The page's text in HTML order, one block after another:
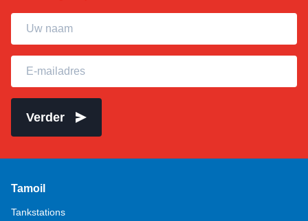
Uw naam
E-mailadres
Verder
Tamoil
Tankstations